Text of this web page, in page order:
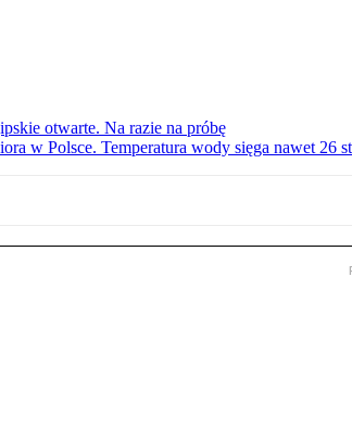
otwarte. Na razie na próbę
w Polsce. Temperatura wody sięga nawet 26